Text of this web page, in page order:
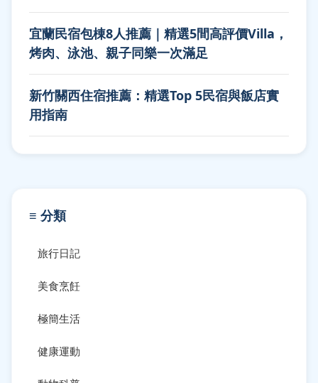
宜蘭民宿包棟8人推薦｜精選5間高評價Villa，
烤肉、泳池、親子同樂一次滿足
新竹關西住宿推薦：精選Top 5民宿與飯店實
用指南
≡ 分類
旅行日記
美食烹飪
極簡生活
健康運動